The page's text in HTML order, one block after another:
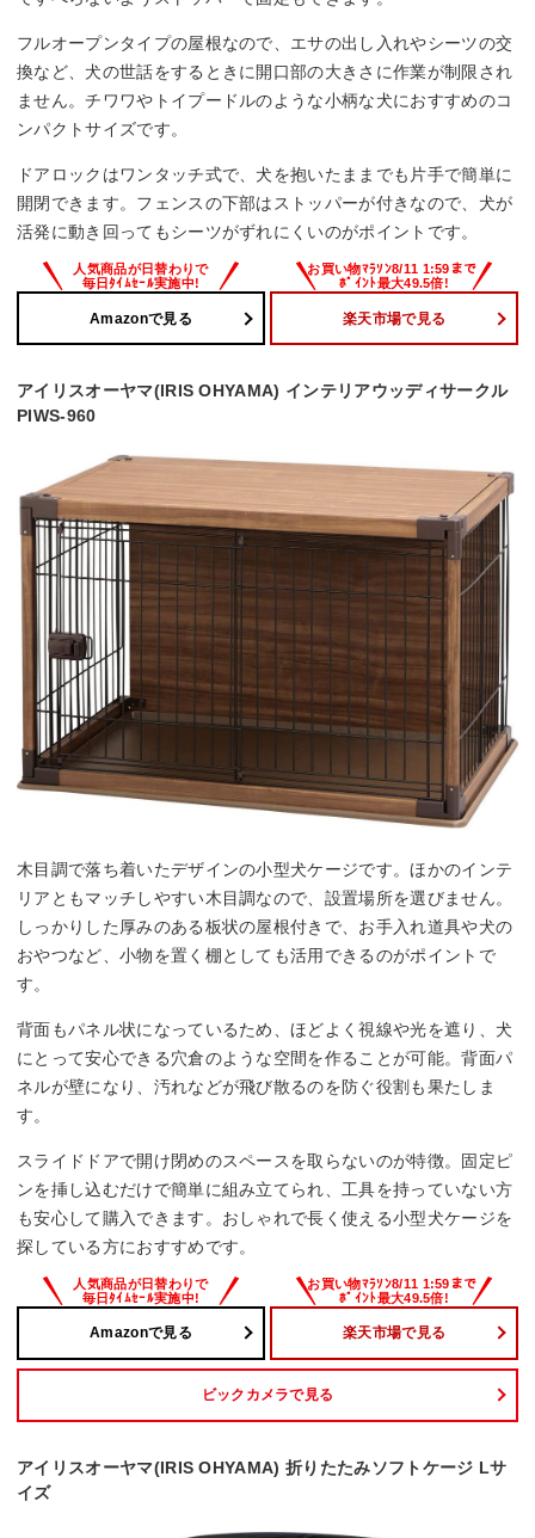
フルオープンタイプの屋根なので、エサの出し入れやシーツの交
換など、犬の世話をするときに開口部の大きさに作業が制限され
ません。チワワやトイプードルのような小柄な犬におすすめのコ
ンパクトサイズです。
ドアロックはワンタッチ式で、犬を抱いたままでも片手で簡単に
開閉できます。フェンスの下部はストッパーが付きなので、犬が
活発に動き回ってもシーツがずれにくいのがポイントです。
Amazonで見る 楽天市場で見る
アイリスオーヤマ(IRIS OHYAMA) インテリアウッディサークル
PIWS-960
木目調で落ち着いたデザインの小型犬ケージです。ほかのインテ
リアともマッチしやすい木目調なので、設置場所を選びません。
しっかりした厚みのある板状の屋根付きで、お手入れ道具や犬の
おやつなど、小物を置く棚としても活用できるのがポイントで
す。
背面もパネル状になっているため、ほどよく視線や光を遮り、犬
にとって安心できる穴倉のような空間を作ることが可能。背面パ
ネルが壁になり、汚れなどが飛び散るのを防ぐ役割も果たしま
す。
スライドドアで開け閉めのスペースを取らないのが特徴。固定ピ
ンを挿し込むだけで簡単に組み立てられ、工具を持っていない方
も安心して購入できます。おしゃれで長く使える小型犬ケージを
探している方におすすめです。
Amazonで見る 楽天市場で見る
ビックカメラで見る
アイリスオーヤマ(IRIS OHYAMA) 折りたたみソフトケージ Lサ
イズ